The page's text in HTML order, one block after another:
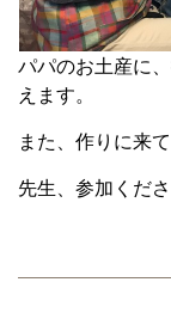
パパのお土産に
えます。
また、作りに来
先生、参加くだ